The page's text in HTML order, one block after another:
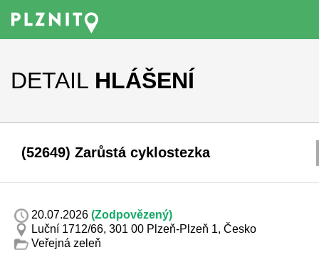
DETAIL HLÁŠENÍ
(52649) Zarůstá cyklostezka
20.07.2026 (Zodpovězený)
Luční 1712/66, 301 00 Plzeň-Plzeň 1, Česko
Veřejná zeleň